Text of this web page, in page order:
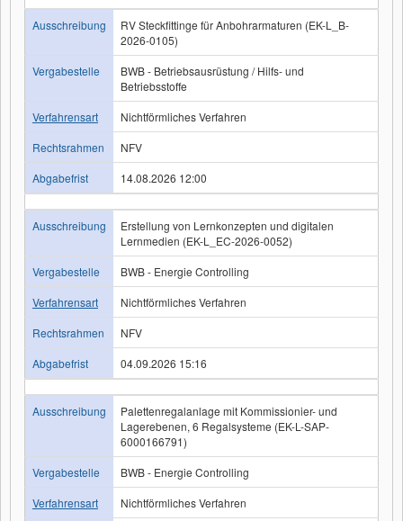
Ausschreibung
RV Steckfittinge für Anbohrarmaturen (EK-L_B-
2026-0105)
Vergabestelle
BWB - Betriebsausrüstung / Hilfs- und
Betriebsstoffe
Verfahrensart
Nichtförmliches Verfahren
Rechtsrahmen
NFV
Abgabefrist
14.08.2026 12:00
Ausschreibung
Erstellung von Lernkonzepten und digitalen
Lernmedien (EK-L_EC-2026-0052)
Vergabestelle
BWB - Energie Controlling
Verfahrensart
Nichtförmliches Verfahren
Rechtsrahmen
NFV
Abgabefrist
04.09.2026 15:16
Ausschreibung
Palettenregalanlage mit Kommissionier- und
Lagerebenen, 6 Regalsysteme (EK-L-SAP-
6000166791)
Vergabestelle
BWB - Energie Controlling
Verfahrensart
Nichtförmliches Verfahren